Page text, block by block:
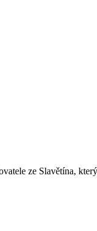
ze Slavětína,